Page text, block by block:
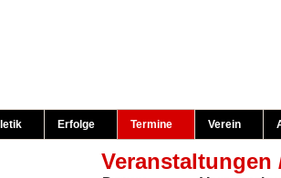
Erfolge Termine Verein
Veranstaltungen